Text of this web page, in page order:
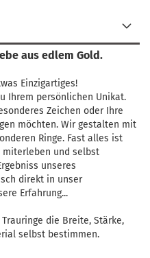
aus edlem Gold.
Einzigartiges!
Ihrem persönlichen Unikat.
Zeichen oder Ihre
möchten. Wir gestalten mit
Ringe. Fast alles ist
miterleben und selbst
unseres
direkt in unser
Erfahrung...
die Breite, Stärke,
selbst bestimmen.